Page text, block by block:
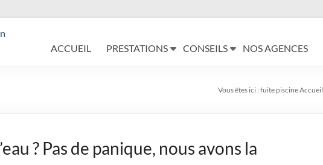
ACCUEIL PRESTATIONS CONSEILS NOS AGENCES
Vous êtes ici : fuite piscineAccueil
? Pas de panique, nous avons la